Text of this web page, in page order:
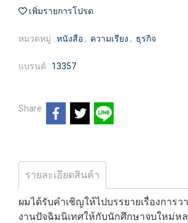
เพิ่มรายการโปรด
หมวดหมู่ : หนังสือ , ความเรียง , ธุรกิจ
แบรนด์ : 13357
Share
รายละเอียดสินค้า
ผมได้รับคำเชิญให้ไปบรรยายเรื่องการว
งานปัจฉิมนิเทศให้กับนักศึกษาจบใหม่ห